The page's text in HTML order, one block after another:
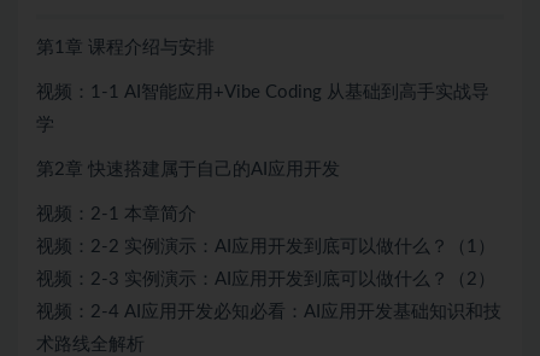
第1章 课程介绍与安排
视频：1-1 AI智能应用+Vibe Coding 从基础到高手实战导
学
第2章 快速搭建属于自己的AI应用开发
视频：2-1 本章简介
视频：2-2 实例演示：AI应用开发到底可以做什么？（1）
视频：2-3 实例演示：AI应用开发到底可以做什么？（2）
视频：2-4 AI应用开发必知必看：AI应用开发基础知识和技
术路线全解析